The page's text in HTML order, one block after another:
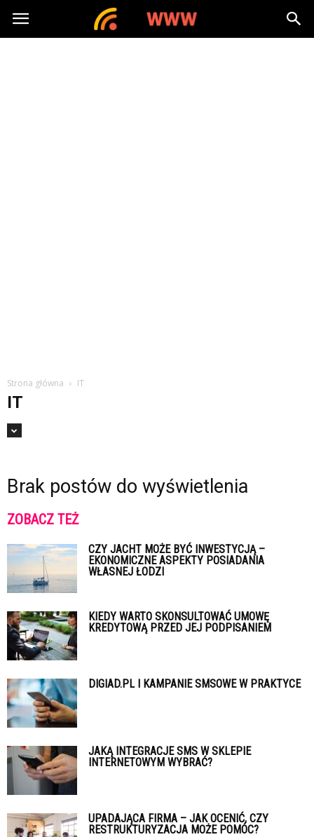
nawww.pl
Strona główna IT
IT
Brak postów do wyświetlenia
ZOBACZ TEŻ
CZY JACHT MOŻE BYĆ INWESTYCJĄ –
EKONOMICZNE ASPEKTY POSIADANIA
WŁASNEJ ŁODZI
KIEDY WARTO SKONSULTOWAĆ UMOWĘ
KREDYTOWĄ PRZED JEJ PODPISANIEM
DIGIAD.PL I KAMPANIE SMSOWE W PRAKTYCE
JAKĄ INTEGRACJE SMS W SKLEPIE
INTERNETOWYM WYBRAĆ?
UPADAJĄCA FIRMA – JAK OCENIĆ, CZY
RESTRUKTURYZACJA MOŻE POMÓC?